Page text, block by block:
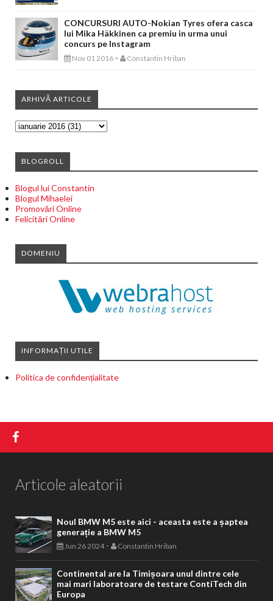
CONCURSURI AUTO-Nokian Tyres ofera casca
lui Mika Häkkinen ca premiu in urma unui
concurs pe Instagram
Nov 01 2016 - Constantin Hriban
ARHIVĂ ARTICOLE
BLOGROLL
Blogul lui Constantin
Blogul Mihaelei
Promovări Online
Felicitări Online
DOMENIU
INFORMAȚII UTILE
Politica de confidențialitate
Articole aleatorii
Noul BMW M5 este aici - aceasta este a șaptea
generație a BMW M5
Jun 26 2024- Constantin Hriban
Continental are la Timișoara unul dintre cele
mai mari laboratoare de testare ContiTech din
Europa